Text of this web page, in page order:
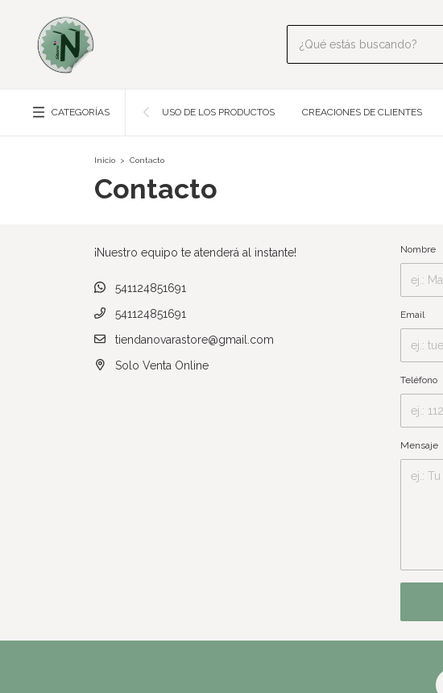
CATEGORÍAS USO DE LOS PRODUCTOS CREACIONES DE CLIENTES
Inicio > Contacto
Contacto
¡Nuestro equipo te atenderá al instante!
541124851691
541124851691
tiendanovarastore@gmail.com
Solo Venta Online
Nombre
Email
Teléfono
Mensaje